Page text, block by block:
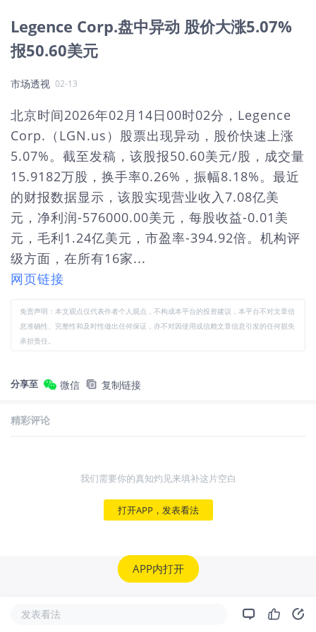
Legence Corp.盘中异动 股价大涨5.07%
报50.60美元
市场透视 02-13
北京时间2026年02月14日00时02分，Legence
Corp.（LGN.us）股票出现异动，股价快速上涨
5.07%。截至发稿，该股报50.60美元/股，成交量
15.9182万股，换手率0.26%，振幅8.18%。最近
的财报数据显示，该股实现营业收入7.08亿美
元，净利润-576000.00美元，每股收益-0.01美
元，毛利1.24亿美元，市盈率-394.92倍。机构评
级方面，在所有16家...
网页链接
免责声明：本文观点仅代表作者个人观点，不构成本平台的投资建议，本平台不对文章信
息准确性、完整性和及时性做出任何保证，亦不对因使用或信赖文章信息引发的任何损失
承担责任。
分享至 微信 复制链接
精彩评论
我们需要你的真知灼见来填补这片空白
打开APP，发表看法
APP内打开
发表看法